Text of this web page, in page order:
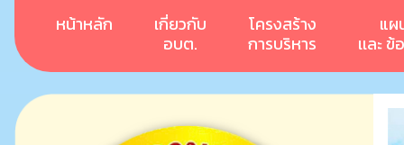
หน้าหลัก
เกี่ยวกับ
อบต.
โครงสร้าง
การบริหาร
แผ
เเละ